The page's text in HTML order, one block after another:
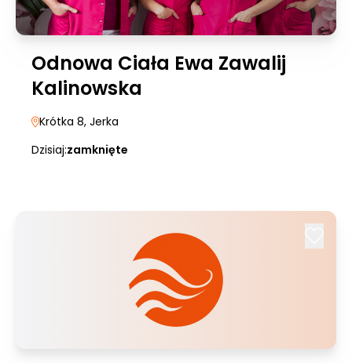
Odnowa Ciała Ewa Zawalij
Kalinowska
Krótka 8, Jerka
Dzisiaj:zamknięte